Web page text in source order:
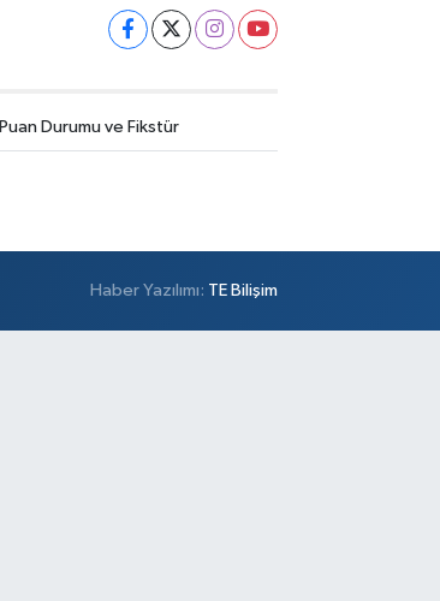
Puan Durumu ve Fikstür
Haber Yazılımı: TE Bilişim